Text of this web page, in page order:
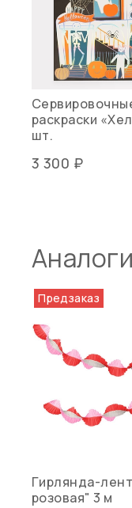
раскраски
шт.
3 300 ₽
Предзаказ
Гирлянда-
розовая" 3 м